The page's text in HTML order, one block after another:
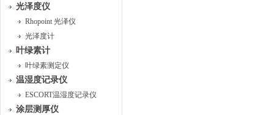
光泽度仪
Rhopoint 光泽仪
光泽度计
叶绿素计
叶绿素测定仪
温湿度记录仪
ESCORT温湿度记录仪
涂层测厚仪